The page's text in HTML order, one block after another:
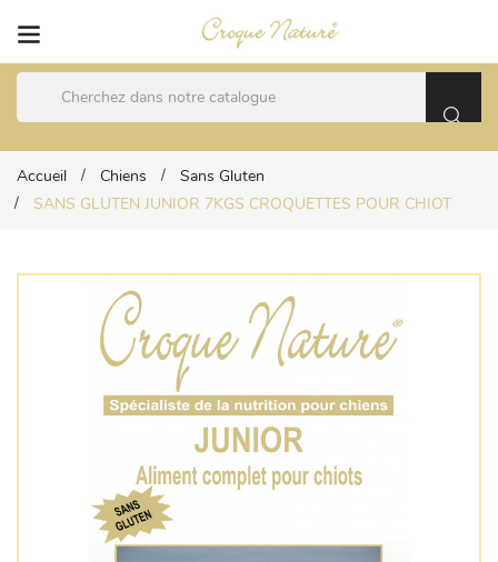
Accueil Chiens
Sans Gluten
SANS GLUTEN JUNIOR 7KGS CROQUETTES POUR CHIOT